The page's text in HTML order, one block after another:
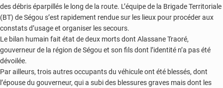
des débris éparpillés le long de la route. L’équipe de la Brigade Territoriale
(BT) de Ségou s’est rapidement rendue sur les lieux pour procéder aux
constats d’usage et organiser les secours.
Le bilan humain fait état de deux morts dont Alassane Traoré,
gouverneur de la région de Ségou et son fils dont l’identité n’a pas été
dévoilée.
Par ailleurs, trois autres occupants du véhicule ont été blessés, dont
l’épouse du gouverneur, qui a subi des blessures graves mais dont les